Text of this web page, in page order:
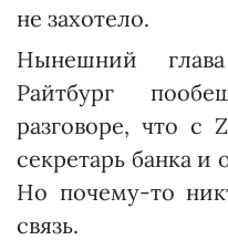
не захотело.
Нынешний
Райтбург
разговоре, что с
секретарь банка и
Но почему-то
связь.